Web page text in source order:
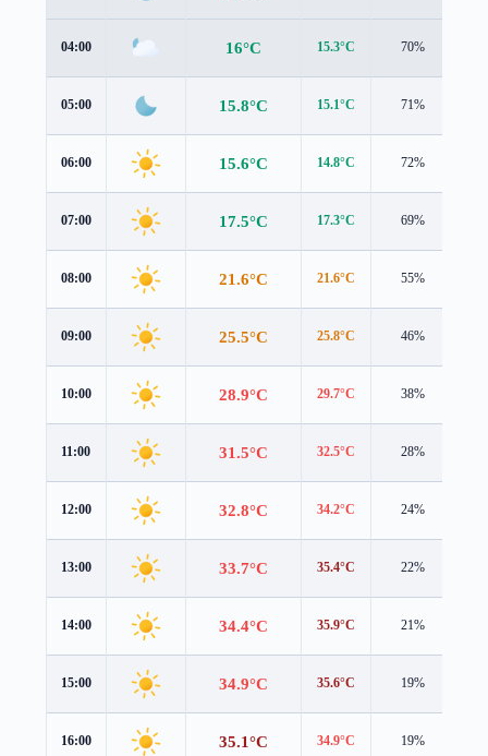
04:00 16°C 15.3°C 70%
05:00 15.8°C 15.1°C 71%
06:00 15.6°C 14.8°C 72%
07:00 17.5°C 17.3°C 69%
08:00 21.6°C 21.6°C 55%
09:00 25.5°C 25.8°C 46%
10:00 28.9°C 29.7°C 38%
11:00 31.5°C 32.5°C 28%
12:00 32.8°C 34.2°C 24%
13:00 33.7°C 35.4°C 22%
14:00 34.4°C 35.9°C 21%
15:00 34.9°C 35.6°C 19%
16:00 35.1°C 34.9°C 19%